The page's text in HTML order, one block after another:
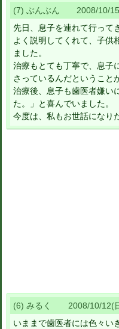
(7) ぶんぶん 2008/10/
先日、息子を連れて行って
よく説明してくれて、子供
ました。
治療もとても丁寧で、息子
さっているんだというこ
治療後、息子も歯医者嫌い
た。」と喜んでいました。
今度は、私もお世話になり
(6) みるく 2008/10/12(
いままで歯医者には色々い